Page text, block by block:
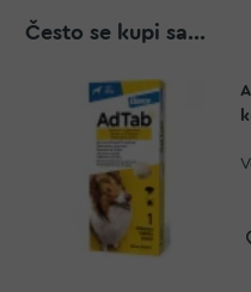
Često se kupi sa...